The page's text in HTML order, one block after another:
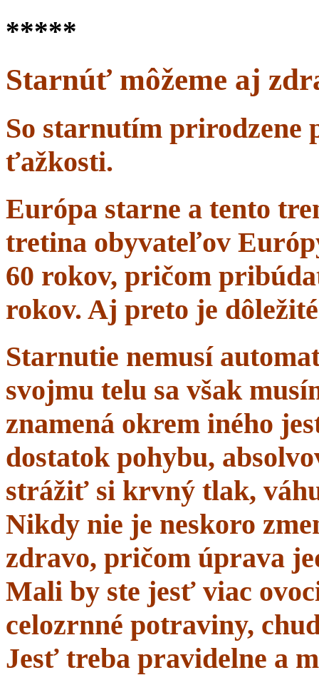
*****
Starnúť môžeme aj
So starnutím prirodzene
ťažkosti.
Európa starne a tento
tretina obyvateľov
60 rokov, pričom
rokov. Aj preto je
Starnutie nemusí
svojmu telu sa však
znamená okrem iného
dostatok pohybu,
strážiť si krvný tlak,
Nikdy nie je neskoro
zdravo, pričom úprava
Mali by ste jesť viac
celozrnné potraviny,
Jesť treba pravidelne a